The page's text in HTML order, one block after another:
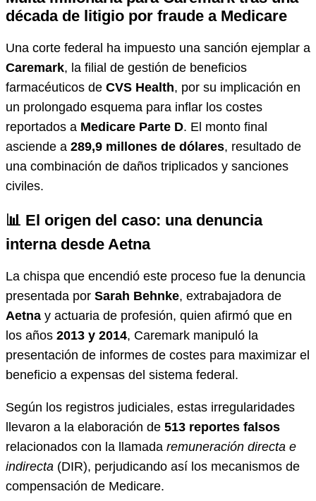
década de litigio por fraude a Medicare
Una corte federal ha impuesto una sanción ejemplar a
Caremark, la filial de gestión de beneficios
farmacéuticos de CVS Health, por su implicación en
un prolongado esquema para inflar los costes
reportados a Medicare Parte D. El monto final
asciende a 289,9 millones de dólares, resultado de
una combinación de daños triplicados y sanciones
civiles.
📊 El origen del caso: una denuncia
interna desde Aetna
La chispa que encendió este proceso fue la denuncia
presentada por Sarah Behnke, extrabajadora de
Aetna y actuaria de profesión, quien afirmó que en
los años 2013 y 2014, Caremark manipuló la
presentación de informes de costes para maximizar el
beneficio a expensas del sistema federal.
Según los registros judiciales, estas irregularidades
llevaron a la elaboración de 513 reportes falsos
relacionados con la llamada remuneración directa e
indirecta (DIR), perjudicando así los mecanismos de
compensación de Medicare.